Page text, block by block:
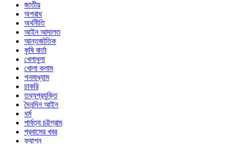
জাতীয়
অপরাধ
অর্থনীতি
আইন আদালত
আন্তর্জাতিক
কৃষি বার্তা
খেলাধুলা
খোলা কলাম
গনমাধ্যাম
চাকরি
তথ্যপ্রযুক্তি
দৈনন্দিন আইন
ধর্ম
পার্বত্য চট্টগ্রাম
প্রবাসের খবর
ফ্যাশন